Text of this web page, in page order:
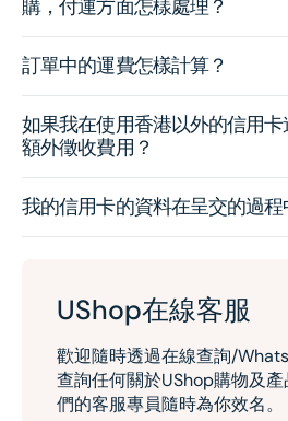
購，付運方面怎樣處理？
訂單中的運費怎樣計算？
如果我在使用香港以外的信用
額外徵收費用？
我的信用卡的資料在呈交的過程
UShop在線客服
歡迎隨時透過在線查詢/
查詢任何關於UShop購物及
們的客服專員隨時為你效名。